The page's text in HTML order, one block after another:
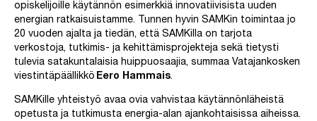
opiskelijoille käytännön esimerkkiä innovatiivisista uuden
energian ratkaisuistamme. Tunnen hyvin SAMKin toimintaa jo
20 vuoden ajalta ja tiedän, että SAMKilla on tarjota
verkostoja, tutkimis- ja kehittämisprojekteja sekä tietysti
tulevia satakuntalaisia huippuosaajia, summaa Vatajankosken
viestintäpäällikkö Eero Hammais.
SAMKille yhteistyö avaa ovia vahvistaa käytännönläheistä
opetusta ja tutkimusta energia-alan ajankohtaisissa aiheissa.